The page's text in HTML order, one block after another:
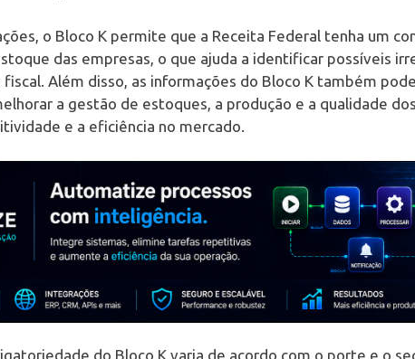
o Bloco K permite que a Receita Federal tenha um
das empresas, o que ajuda a identificar possíveis
Além disso, as informações do Bloco K também
a gestão de estoques, a produção e a qualidade
e a eficiência no mercado.
do Bloco K varia de acordo com o porte e o